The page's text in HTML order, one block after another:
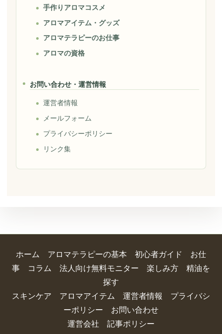
手作りアロマコスメ
アロマアイテム・グッズ
アロマテラピーのお仕事
アロマの資格
お問い合わせ・運営情報
運営者情報
メールフォーム
プライバシーポリシー
リンク集
ホーム アロマテラピーの基本 初心者ガイド
お仕
事
コラム 法人向け無料モニター 楽しみ方
精油を
探す
スキンケア
アロマアイテム 運営者情報
プライバシ
ーポリシー
お問い合わせ
運営会社
記事ポリシー